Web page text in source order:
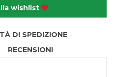
wishlist
DI SPEDIZIONE
RECENSIONI